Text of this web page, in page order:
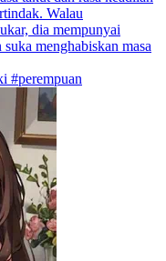
Walau
dia mempunyai
menghabiskan masa
#perempuan